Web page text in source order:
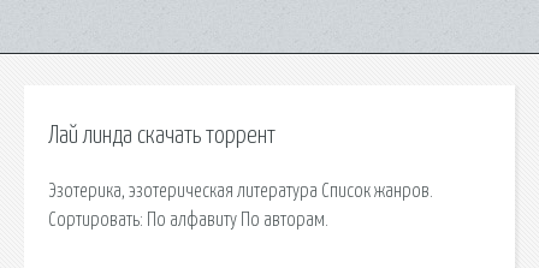
Лай линда скачать торрент
Эзотерика, эзотерическая литература Список жанров.
Сортировать: По алфавиту По авторам.